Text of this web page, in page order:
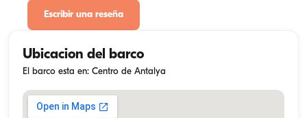
Escribir una reseña
Ubicacion del barco
El barco esta en: Centro de Antalya